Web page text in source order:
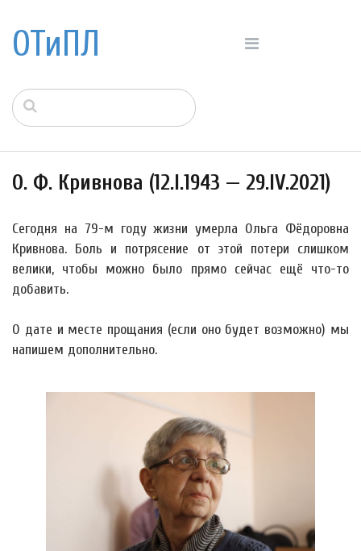
ОТиПЛ
О. Ф. Кривнова (12.I.1943 — 29.IV.2021)
Сегодня на 79-м году жизни умерла Ольга Фёдоровна
Кривнова. Боль и потрясение от этой потери слишком
велики, чтобы можно было прямо сейчас ещё что-то
добавить.
О дате и месте прощания (если оно будет возможно) мы
напишем дополнительно.